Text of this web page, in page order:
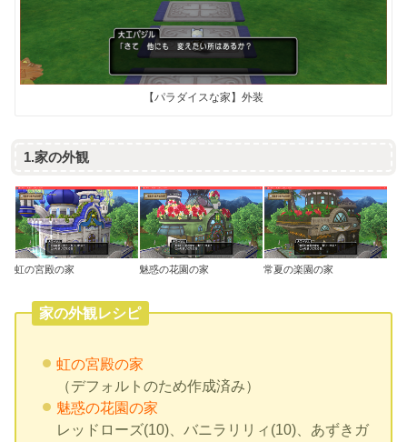
【パラダイスな家】外装
1.家の外観
虹の宮殿の家 魅惑の花園の家 常夏の楽園の家
家の外観レシピ
虹の宮殿の家
（デフォルトのため作成済み）
魅惑の花園の家
レッドローズ(10)、バニラリリィ(10)、あずきガ